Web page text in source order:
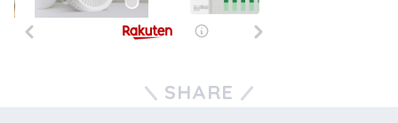
SHARE